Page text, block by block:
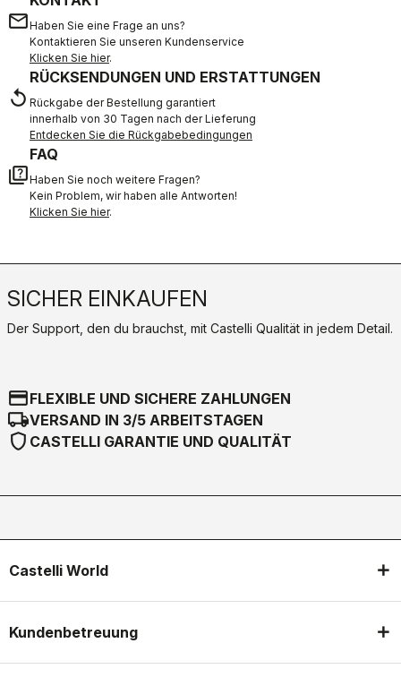
emailHaben Sie eine Frage an uns?
Kontaktieren Sie unseren Kundenservice
Klicken Sie hier.
replay
RÜCKSENDUNGEN UND ERSTATTUNGEN
Rückgabe der Bestellung garantiert
innerhalb von 30 Tagen nach der Lieferung
Entdecken Sie die Rückgabebedingungen
quiz
FAQ
Haben Sie noch weitere Fragen?
Kein Problem, wir haben alle Antworten!
Klicken Sie hier.
SICHER EINKAUFEN
Der Support, den du brauchst, mit Castelli Qualität in jedem Detail.
credit_cardFLEXIBLE UND SICHERE ZAHLUNGEN
local_shippingVERSAND IN 3/5 ARBEITSTAGEN
shield CASTELLI GARANTIE UND QUALITÄT
Castelli World
Kundenbetreuung